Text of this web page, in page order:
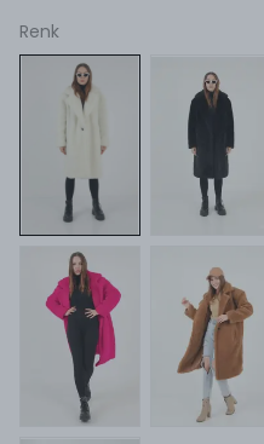
Renk